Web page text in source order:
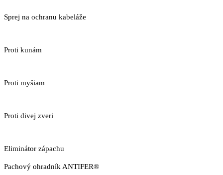
Sprej na ochranu kabeláže
Proti kunám
Proti myšiam
Proti divej zveri
Eliminátor zápachu
Pachový ohradník ANTIFER®